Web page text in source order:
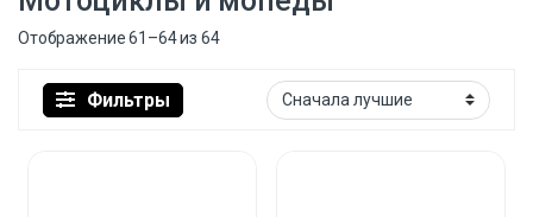
Отображение 61–64 из 64
Фильтры